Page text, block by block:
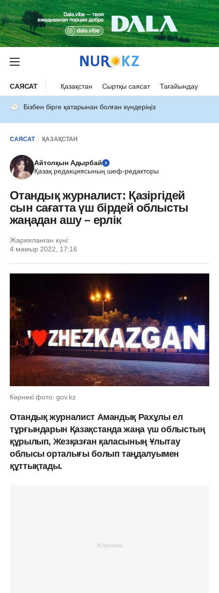
САЯСАТ Қазақстан Сыртқы саясат Тағайындау
Бізбен бірге қатарынан болған күндеріңіз
САЯСАТ ҚАЗАҚСТАН
Айтолқын Адырбай
Қазақ редакциясының шеф-редакторы
Отандық журналист: Қазіргідей
сын сағатта үш бірдей облысты
жаңадан ашу – ерлік
Жарияланған күні:
4 мамыр 2022, 17:16
Көрнекі фото: gov.kz
Отандық журналист Амандық Рахұлы ел
тұрғындарын Қазақстанда жаңа үш облыстың
құрылып, Жезқазған қаласының Ұлытау
облысы орталығы болып таңдалуымен
құттықтады.